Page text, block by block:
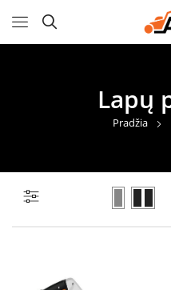
Lapų
Pradžia